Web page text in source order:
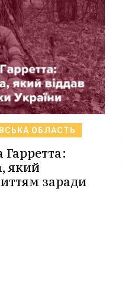
ОБЛАСТЬ
який
заради